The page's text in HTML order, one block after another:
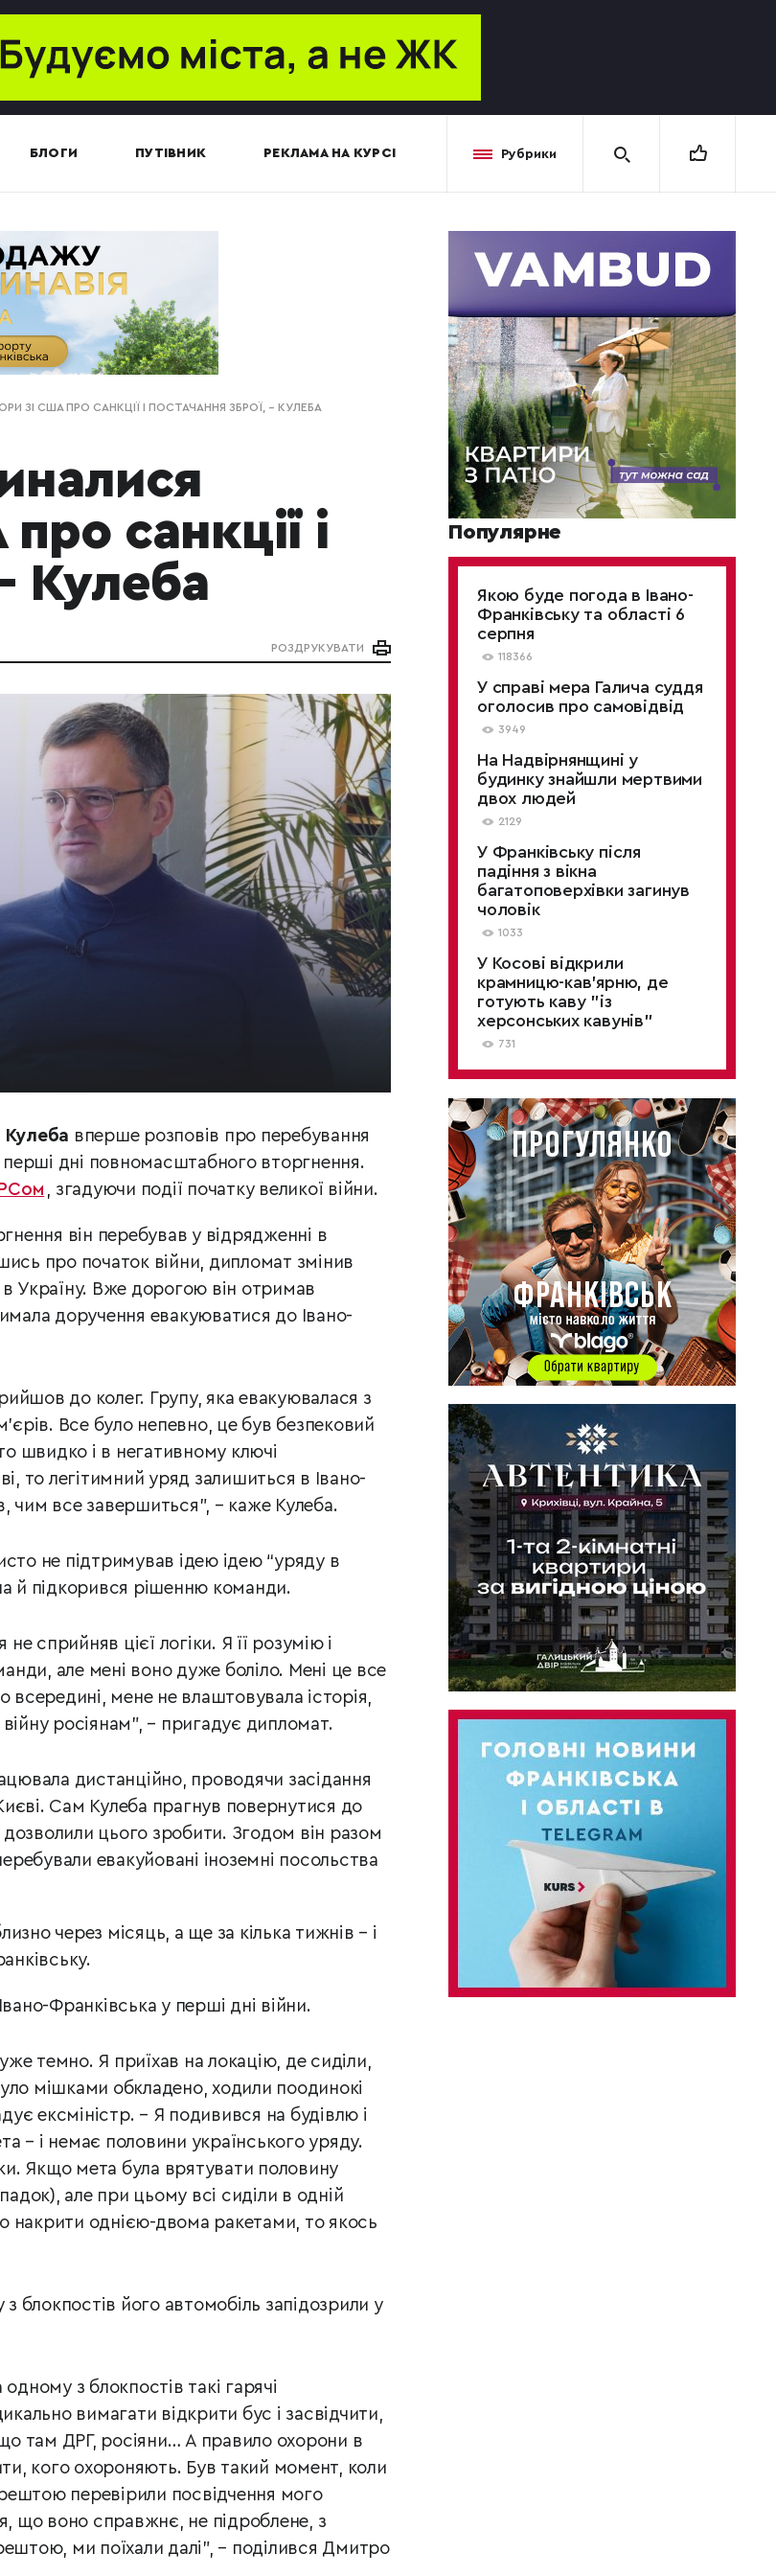
БЛОГИ ПУТІВНИК РЕКЛАМА НА КУРСІ Рубрики
ЗІ США ПРО САНКЦІЇ І ПОСТАЧАННЯ ЗБРОЇ, – КУЛЕБА
санкції і
Кулеба
РОЗДРУКУВАТИ
вперше розповів про перебування
дні повномасштабного вторгнення.
, згадуючи події початку великої війни.
він перебував у відрядженні в
про початок війни, дипломат змінив
Україну. Вже дорогою він отримав
доручення евакуюватися до Івано-
до колег. Групу, яка евакуювалася з
Все було непевно, це був безпековий
швидко і в негативному ключі
то легітимний уряд залишиться в Івано-
чим все завершиться”, – каже Кулеба.
не підтримував ідею ідею “уряду в
й підкорився рішенню команди.
сприйняв цієї логіки. Я її розумію і
але мені воно дуже боліло. Мені це все
всередині, мене не влаштовувала історія,
росіянам”, – пригадує дипломат.
дистанційно, проводячи засідання
Сам Кулеба прагнув повернутися до
цього зробити. Згодом він разом
евакуйовані іноземні посольства
через місяць, а ще за кілька тижнів – і
Франківська у перші дні війни.
темно. Я приїхав на локацію, де сиділи,
мішками обкладено, ходили поодинокі
ексміністр. – Я подивився на будівлю і
– і немає половини українського уряду.
Якщо мета була врятувати половину
але при цьому всі сиділи в одній
накрити однією-двома ракетами, то якось
блокпостів його автомобіль запідозрили у
з блокпостів такі гарячі
вимагати відкрити бус і засвідчити,
там ДРГ, росіяни… А правило охорони в
кого охороняють. Був такий момент, коли
перевірили посвідчення мого
що воно справжнє, не підроблене, з
ми поїхали далі”, – поділився Дмитро
Популярне
Якою буде погода в Івано-
Франківську та області 6
серпня
118366
У справі мера Галича суддя
оголосив про самовідвід
3949
На Надвірнянщині у
будинку знайшли мертвими
двох людей
2129
У Франківську після
падіння з вікна
багатоповерхівки загинув
чоловік
1033
У Косові відкрили
крамницю-кав'ярню, де
готують каву "із
херсонських кавунів"
731